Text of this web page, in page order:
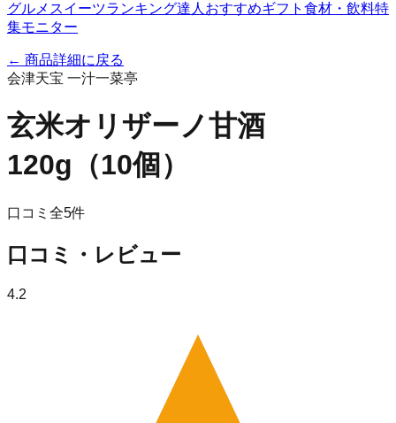
グルメ スイーツランキング達人おすすめギフト 食材・飲料特
集モニター
← 商品詳細に戻る
会津天宝 一汁一菜亭
玄米オリザーノ甘酒
120g（10個）
口コミ全5件
口コミ・レビュー
4.2